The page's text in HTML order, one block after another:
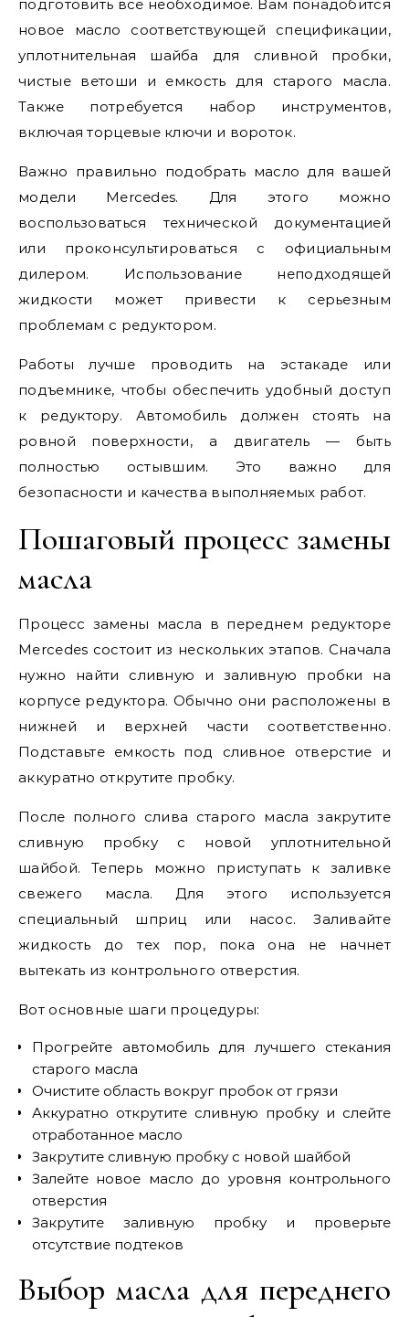
подготовить все необходимое. Вам понадобится
новое масло соответствующей спецификации,
уплотнительная шайба для сливной пробки,
чистые ветоши и емкость для старого масла.
Также потребуется набор инструментов,
включая торцевые ключи и вороток.
Важно правильно подобрать масло для вашей
модели Mercedes. Для этого можно
воспользоваться технической документацией
или проконсультироваться с официальным
дилером. Использование неподходящей
жидкости может привести к серьезным
проблемам с редуктором.
Работы лучше проводить на эстакаде или
подъемнике, чтобы обеспечить удобный доступ
к редуктору. Автомобиль должен стоять на
ровной поверхности, а двигатель — быть
полностью остывшим. Это важно для
безопасности и качества выполняемых работ.
Пошаговый процесс замены
масла
Процесс замены масла в переднем редукторе
Mercedes состоит из нескольких этапов. Сначала
нужно найти сливную и заливную пробки на
корпусе редуктора. Обычно они расположены в
нижней и верхней части соответственно.
Подставьте емкость под сливное отверстие и
аккуратно открутите пробку.
После полного слива старого масла закрутите
сливную пробку с новой уплотнительной
шайбой. Теперь можно приступать к заливке
свежего масла. Для этого используется
специальный шприц или насос. Заливайте
жидкость до тех пор, пока она не начнет
вытекать из контрольного отверстия.
Вот основные шаги процедуры:
Прогрейте автомобиль для лучшего стекания
старого масла
Очистите область вокруг пробок от грязи
Аккуратно открутите сливную пробку и слейте
отработанное масло
Закрутите сливную пробку с новой шайбой
Залейте новое масло до уровня контрольного
отверстия
Закрутите заливную пробку и проверьте
отсутствие подтеков
Выбор масла для переднего